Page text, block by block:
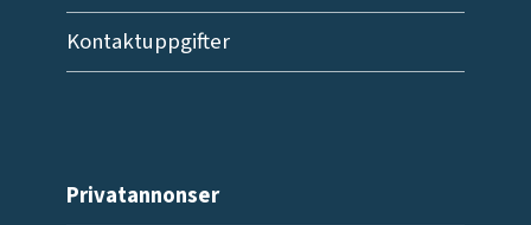
Kontaktuppgifter
Privatannonser